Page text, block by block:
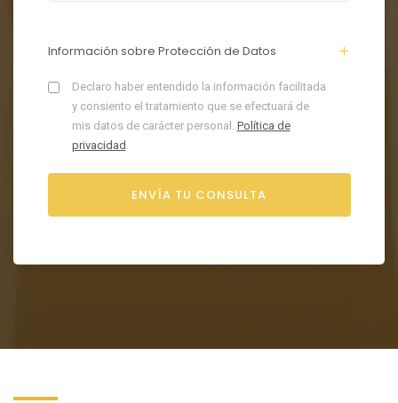
Información sobre Protección de Datos
Declaro haber entendido la información facilitada
y consiento el tratamiento que se efectuará de
mis datos de carácter personal. Política de
privacidad .